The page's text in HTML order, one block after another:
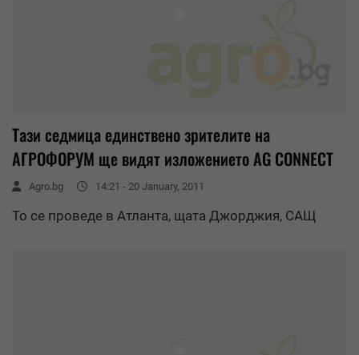
Тази седмица единствено зрителите на
АГРОФОРУМ ще видят изложението AG CONNECT
Agro.bg 14:21 - 20 January, 2011
То се проведе в Атланта, щата Джорджия, САЩ